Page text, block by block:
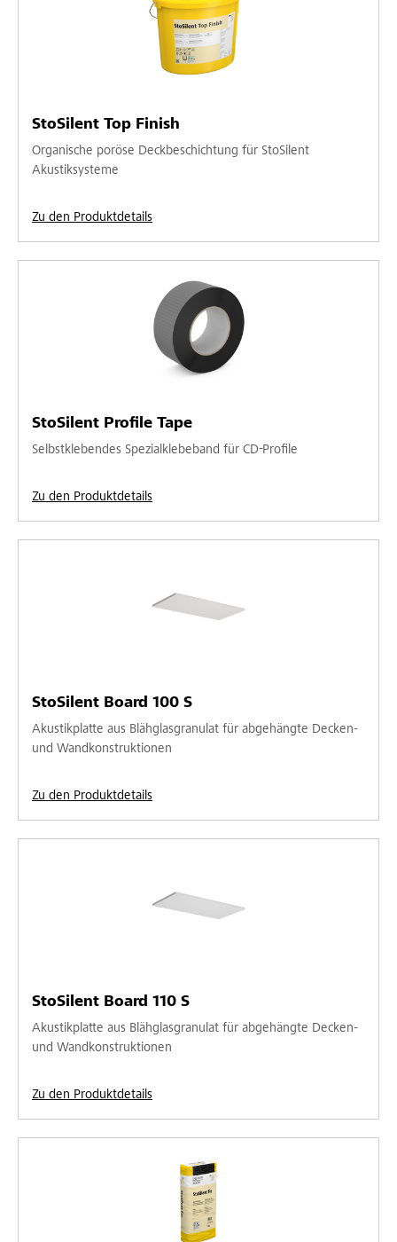
StoSilent Top Finish
Organische poröse Deckbeschichtung für StoSilent
Akustiksysteme
Zu den Produktdetails
StoSilent Profile Tape
Selbstklebendes Spezialklebeband für CD-Profile
Zu den Produktdetails
StoSilent Board 100 S
Akustikplatte aus Blähglasgranulat für abgehängte Decken-
und Wandkonstruktionen
Zu den Produktdetails
StoSilent Board 110 S
Akustikplatte aus Blähglasgranulat für abgehängte Decken-
und Wandkonstruktionen
Zu den Produktdetails